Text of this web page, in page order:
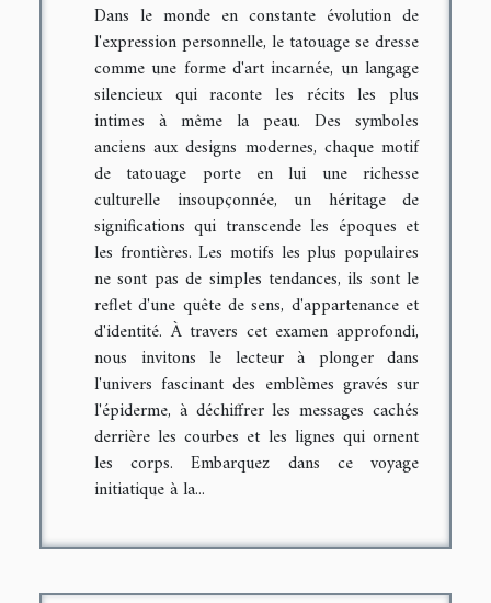
Dans le monde en constante évolution de
l'expression personnelle, le tatouage se dresse
comme une forme d'art incarnée, un langage
silencieux qui raconte les récits les plus
intimes à même la peau. Des symboles
anciens aux designs modernes, chaque motif
de tatouage porte en lui une richesse
culturelle insoupçonnée, un héritage de
significations qui transcende les époques et
les frontières. Les motifs les plus populaires
ne sont pas de simples tendances, ils sont le
reflet d'une quête de sens, d'appartenance et
d'identité. À travers cet examen approfondi,
nous invitons le lecteur à plonger dans
l'univers fascinant des emblèmes gravés sur
l'épiderme, à déchiffrer les messages cachés
derrière les courbes et les lignes qui ornent
les corps. Embarquez dans ce voyage
initiatique à la...